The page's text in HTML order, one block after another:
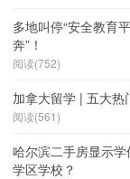
多地叫停“安全教育
奔”！
阅读(752)
加拿大留学 | 五大热
阅读(561)
哈尔滨二手房显示
学区学校？